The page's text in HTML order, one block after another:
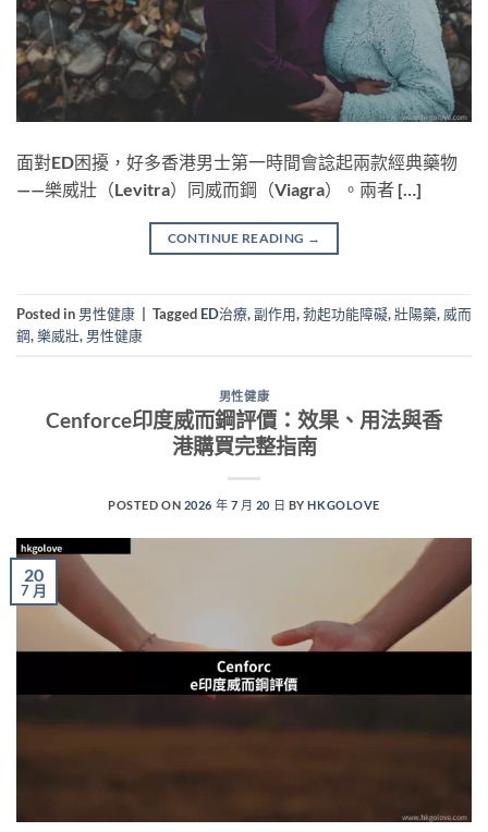
面對ED困擾，好多香港男士第一時間會諗起兩款經典藥物
——樂威壯（Levitra）同威而鋼（Viagra）。兩者 […]
CONTINUE READING →
Posted in 男性健康 Tagged ED治療,副作用,勃起功能障礙,壯陽藥, 威而
鋼,樂威壯, 男性健康
男性健康
Cenforce印度威而鋼評價：效果、用法與香
港購買完整指南
POSTED ON 2026 年 7 月 20 日 BYHKGOLOVE
20
7 月